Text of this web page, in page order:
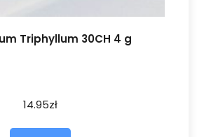
Triphyllum 30CH 4 g
14.95zł